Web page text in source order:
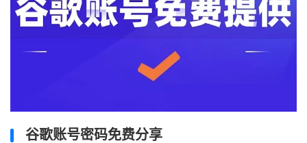
谷歌账号密码免费分享